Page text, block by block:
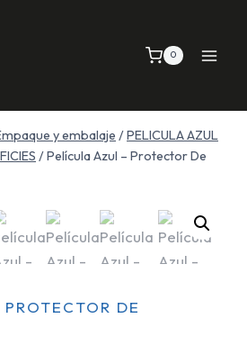
0
y embalaje /PELICULA AZUL
/Película Azul – Protector De
DE